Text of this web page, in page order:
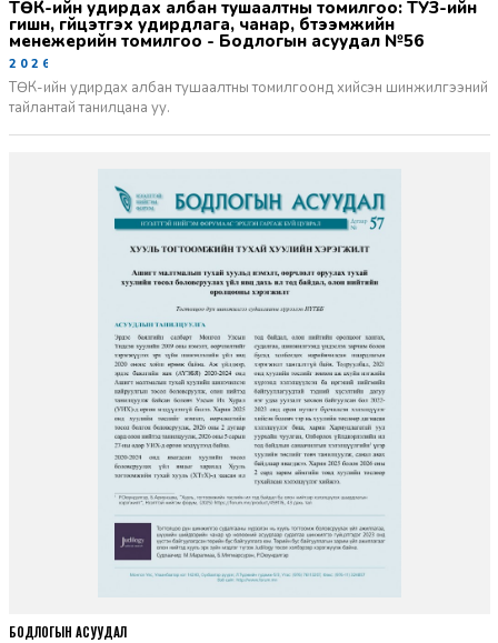
ТӨК-ийн удирдах албан тушаалтны томилгоо: ТУЗ-ийн
гишүүн, гүйцэтгэх удирдлага, чанар, бүтээмжийн
менежерийн томилгоо - Бодлогын асуудал №56
2026-06-02
ТӨК-ийн удирдах албан тушаалтны томилгоонд хийсэн шинжилгээний
тайлантай танилцана уу.
БОДЛОГЫН АСУУДАЛ